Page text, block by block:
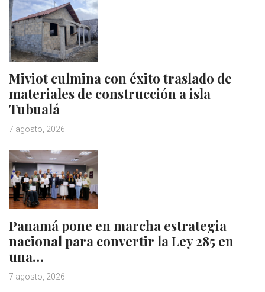
Miviot culmina con éxito traslado de
materiales de construcción a isla
Tubualá
7 agosto, 2026
Panamá pone en marcha estrategia
nacional para convertir la Ley 285 en
una…
7 agosto, 2026